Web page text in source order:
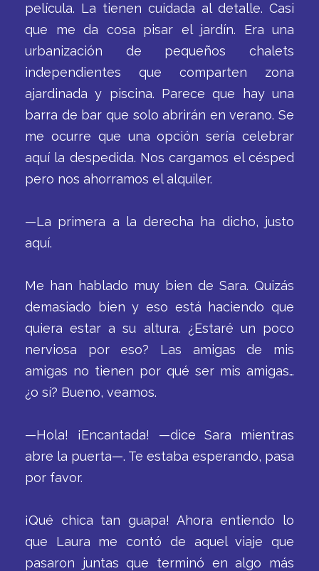
película. La tienen cuidada al detalle. Casi
que me da cosa pisar el jardín. Era una
urbanización de pequeños chalets
independientes que comparten zona
ajardinada y piscina. Parece que hay una
barra de bar que solo abrirán en verano. Se
me ocurre que una opción sería celebrar
aquí la despedida. Nos cargamos el césped
pero nos ahorramos el alquiler.
—La primera a la derecha ha dicho, justo
aquí.
Me han hablado muy bien de Sara. Quizás
demasiado bien y eso está haciendo que
quiera estar a su altura. ¿Estaré un poco
nerviosa por eso? Las amigas de mis
amigas no tienen por qué ser mis amigas…
¿o sí? Bueno, veamos.
—Hola! ¡Encantada! —dice Sara mientras
abre la puerta—. Te estaba esperando, pasa
por favor.
¡Qué chica tan guapa! Ahora entiendo lo
que Laura me contó de aquel viaje que
pasaron juntas que terminó en algo más